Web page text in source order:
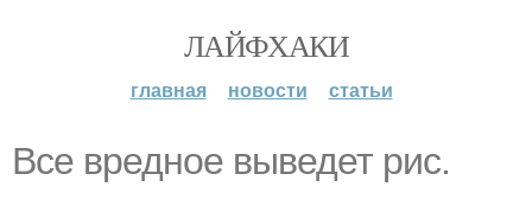
ЛАЙФХАКИ
главная новости статьи
Все вредное выведет рис.